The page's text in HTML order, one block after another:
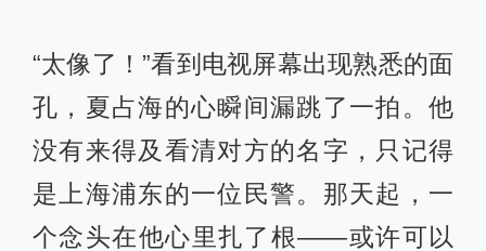
“太像了！”看到电视屏幕出现熟悉的面
孔，夏占海的心瞬间漏跳了一拍。他
没有来得及看清对方的名字，只记得
是上海浦东的一位民警。那天起，一
个念头在他心里扎了根——或许可以